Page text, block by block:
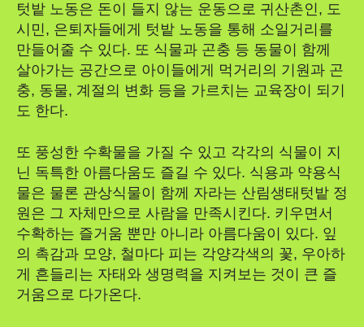
텃밭 노동은 돈이 들지 않는 운동으로 귀산촌인, 도
시민, 은퇴자들에게 텃밭 노동을 통해 소일거리를
만들어줄 수 있다. 또 식물과 곤충 등 동물이 함께
살아가는 공간으로 아이들에게 먹거리의 기원과 곤
충, 동물, 계절의 변화 등을 가르치는 교육장이 되기
도 한다.
또 풍성한 수확물을 가질 수 있고 각각의 식물이 지
닌 독특한 아름다움도 즐길 수 있다. 식용과 약용식
물은 물론 관상식물이 함께 자라는 산림생태텃밭 정
원은 그 자체만으로 사람을 만족시킨다. 키우면서
수확하는 즐거움 뿐만 아니라 아름다움이 있다. 잎
의 촉감과 모양, 철마다 피는 각양각색의 꽃, 우아하
게 흔들리는 자태와 생명력을 지켜보는 것이 큰 즐
거움으로 다가온다.